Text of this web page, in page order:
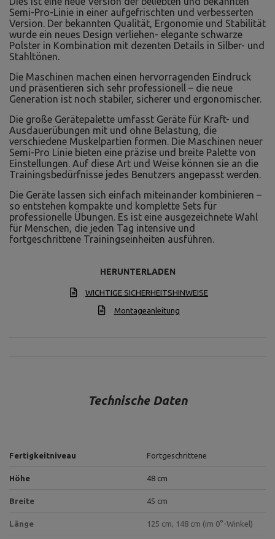
Semi-Pro-Linie in einer aufgefrischten und verbesserten
Version. Der bekannten Qualität, Ergonomie und Stabilität
wurde ein neues Design verliehen- elegante schwarze
Polster in Kombination mit dezenten Details in Silber- und
Stahltönen.
Die Maschinen machen einen hervorragenden Eindruck
und präsentieren sich sehr professionell – die neue
Generation ist noch stabiler, sicherer und ergonomischer.
Die große Gerätepalette umfasst Geräte für Kraft- und
Ausdauerübungen mit und ohne Belastung, die
verschiedene Muskelpartien formen. Die Maschinen neuer
Semi-Pro Linie bieten eine präzise und breite Palette von
Einstellungen. Auf diese Art und Weise können sie an die
Trainingsbedürfnisse jedes Benutzers angepasst werden.
Die Geräte lassen sich einfach miteinander kombinieren –
so entstehen kompakte und komplette Sets für
professionelle Übungen. Es ist eine ausgezeichnete Wahl
für Menschen, die jeden Tag intensive und
fortgeschrittene Trainingseinheiten ausführen.
HERUNTERLADEN
WICHTIGE SICHERHEITSHINWEISE
Montageanleitung
Technische Daten
Fertigkeitniveau Fortgeschrittene
Höhe 48 cm
Breite 45 cm
Länge 125 cm, 148 cm (im 0°-Winkel)